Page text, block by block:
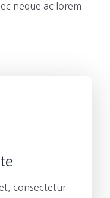
neque ac lorem
consectetur